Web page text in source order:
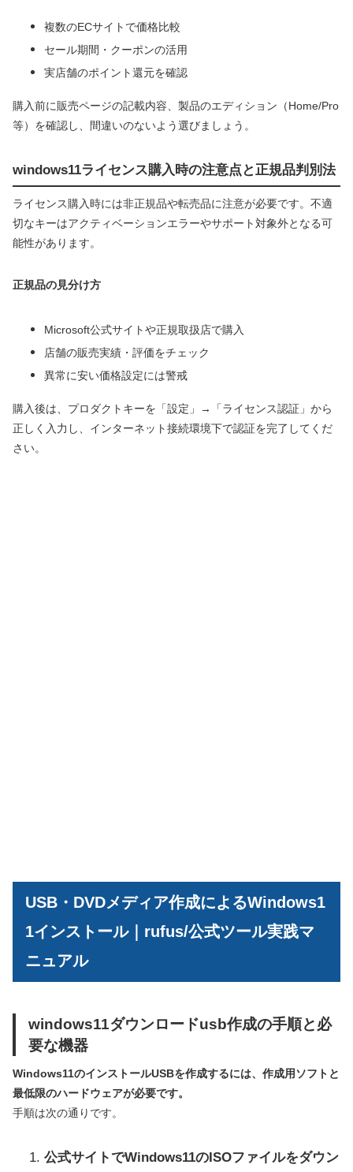
複数のECサイトで価格比較
セール期間・クーポンの活用
実店舗のポイント還元を確認
購入前に販売ページの記載内容、製品のエディション（Home/Pro
等）を確認し、間違いのないよう選びましょう。
windows11ライセンス購入時の注意点と正規品判別法
ライセンス購入時には非正規品や転売品に注意が必要です。不適
切なキーはアクティベーションエラーやサポート対象外となる可
能性があります。
正規品の見分け方
Microsoft公式サイトや正規取扱店で購入
店舗の販売実績・評価をチェック
異常に安い価格設定には警戒
購入後は、プロダクトキーを「設定」→「ライセンス認証」から
正しく入力し、インターネット接続環境下で認証を完了してくだ
さい。
USB・DVDメディア作成によるWindows1
1インストール｜rufus/公式ツール実践マ
ニュアル
windows11ダウンロードusb作成の手順と必
要な機器
Windows11のインストールUSBを作成するには、作成用ソフトと
最低限のハードウェアが必要です。
手順は次の通りです。
公式サイトでWindows11のISOファイルをダウン